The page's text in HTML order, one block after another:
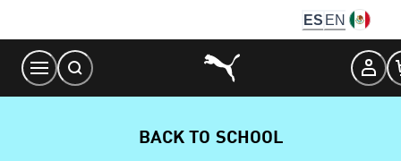
Content
ES EN
BACK TO SCHOOL